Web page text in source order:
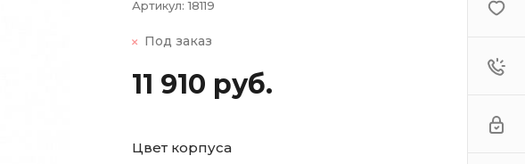
Артикул:18119
Под заказ
11 910 руб.
Цвет корпуса